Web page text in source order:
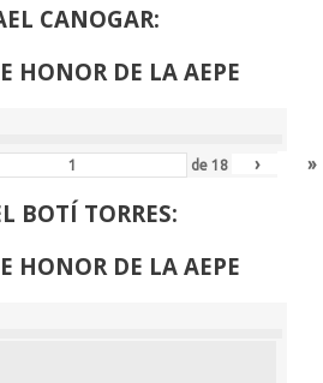
CANOGAR:
HONOR DE LA AEPE
de18 › »
BOTÍ TORRES:
HONOR DE LA AEPE